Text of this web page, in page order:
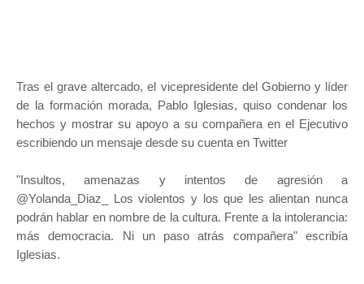
Tras el grave altercado, el vicepresidente del Gobierno y líder
de la formación morada, Pablo Iglesias, quiso condenar los
hechos y mostrar su apoyo a su compañera en el Ejecutivo
escribiendo un mensaje desde su cuenta en Twitter
"Insultos, amenazas y intentos de agresión a
@Yolanda_Diaz_ Los violentos y los que les alientan nunca
podrán hablar en nombre de la cultura. Frente a la intolerancia:
más democracia. Ni un paso atrás compañera" escribía
Iglesias.